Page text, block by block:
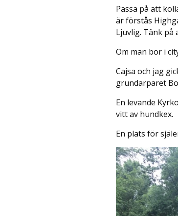
Passa på att
är förstås
Ljuvlig. Tänk på
Om man bor i
Cajsa och jag
grundarparet
En levande
vitt av hundkex.
En plats för